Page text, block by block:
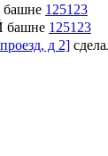
125123
башне 125123
д 2]